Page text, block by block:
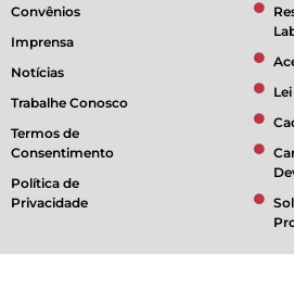
Convênios
Imprensa
Notícias
Trabalhe Conosco
Termos de
Consentimento
Política de
Privacidade